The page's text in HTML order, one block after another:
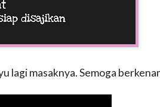
lagi masaknya. Semoga